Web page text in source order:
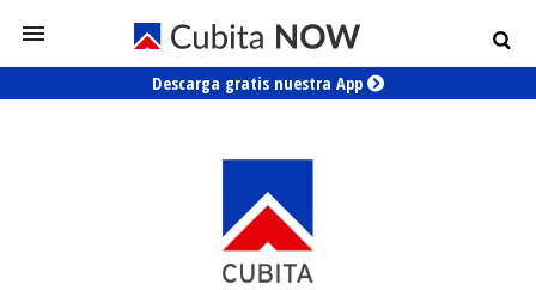
Descarga gratis nuestra App